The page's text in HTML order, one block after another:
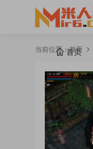
首页
当前位置：首页